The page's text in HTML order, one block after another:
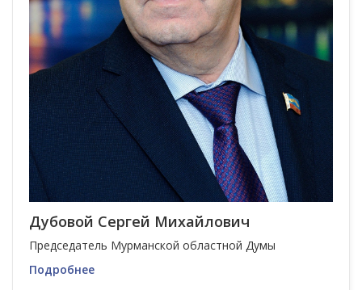
Дубовой Сергей Михайлович
Председатель Мурманской областной Думы
Подробнее